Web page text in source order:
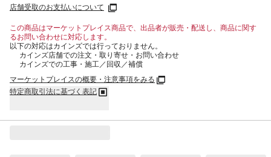
店舗受取のお支払いについて
この商品はマーケットプレイス商品で、出品者が販売・配送し、商品に関す
るお問い合わせに対応します。
以下の対応はカインズでは行っておりません。
カインズ店舗での注文・取り寄せ・お問い合わせ
カインズでの工事・施工／回収／補償
マーケットプレイスの概要・注意事項をみる
特定商取引法に基づく表記